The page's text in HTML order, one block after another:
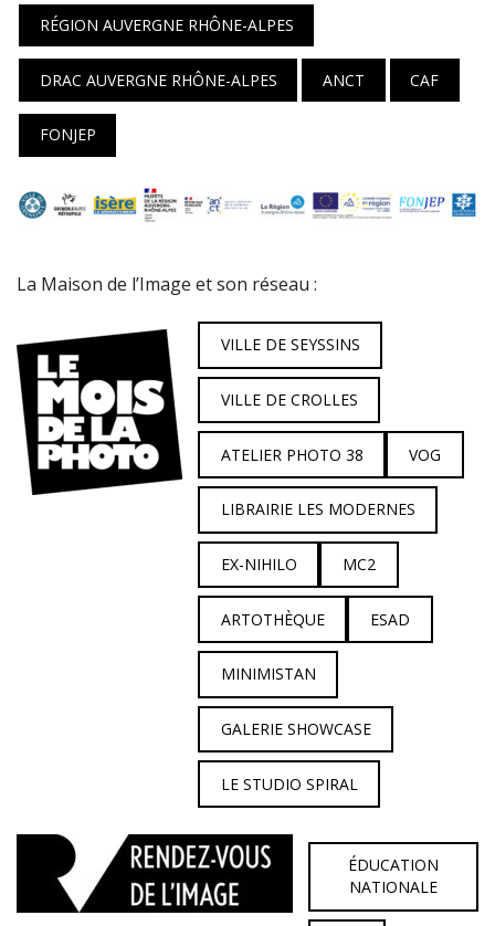
RÉGION AUVERGNE RHÔNE-ALPES
DRAC AUVERGNE RHÔNE-ALPES ANCT CAF
FONJEP
La Maison de l’Image et son réseau :
VILLE DE SEYSSINS
VILLE DE CROLLES
ATELIER PHOTO 38 VOG
LIBRAIRIE LES MODERNES
EX-NIHILO MC2
ARTOTHÈQUE ESAD
MINIMISTAN
GALERIE SHOWCASE
LE STUDIO SPIRAL
ÉDUCATION
NATIONALE